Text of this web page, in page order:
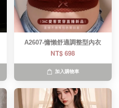
A2607-慵懶舒適調整型內衣
NT$ 698
加入購物車